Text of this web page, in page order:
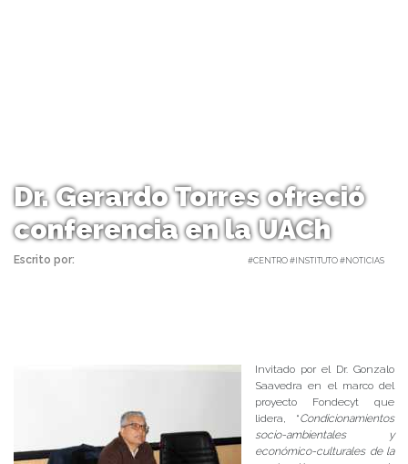
Dr. Gerardo Torres ofreció
conferencia en la UACh
Escrito por: #CENTRO #INSTITUTO #NOTICIAS
Invitado por el Dr. Gonzalo
Saavedra en el marco del
proyecto Fondecyt que
lidera, “Condicionamientos
socio-ambientales y
económico-culturales de la